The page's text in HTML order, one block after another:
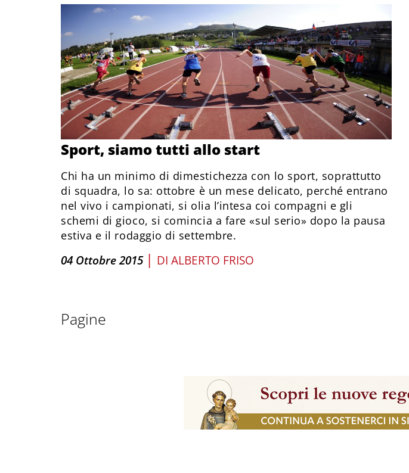
Sport, siamo tutti allo start
Chi ha un minimo di dimestichezza con lo sport, soprattutto
di squadra, lo sa: ottobre è un mese delicato, perché entrano
nel vivo i campionati, si olia l’intesa coi compagni e gli
schemi di gioco, si comincia a fare «sul serio» dopo la pausa
estiva e il rodaggio di settembre.
04 Ottobre 2015 | DI ALBERTO FRISO
Pagine